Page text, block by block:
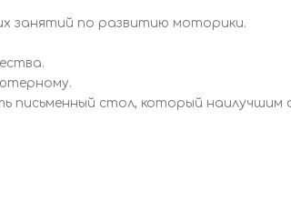
занятий по развитию моторики.
письменный стол, который